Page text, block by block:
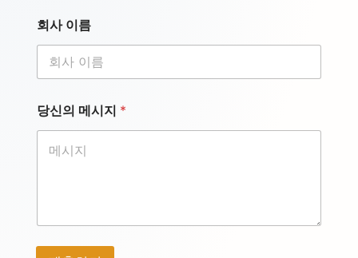
회사 이름
당신의 메시지 *